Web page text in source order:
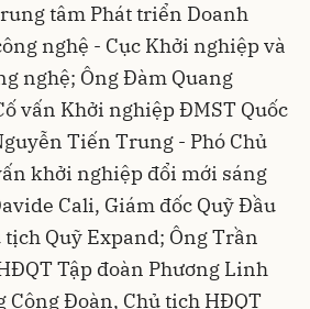
tâm Phát triển Doanh
nghệ - Cục Khởi nghiệp và
nghệ; Ông Đàm Quang
vấn Khởi nghiệp ĐMST Quốc
Tiến Trung - Phó Chủ
khởi nghiệp đổi mới sáng
Cali, Giám đốc Quỹ Đầu
Quỹ Expand; Ông Trần
Tập đoàn Phương Linh
Công Đoàn, Chủ tịch HĐQT